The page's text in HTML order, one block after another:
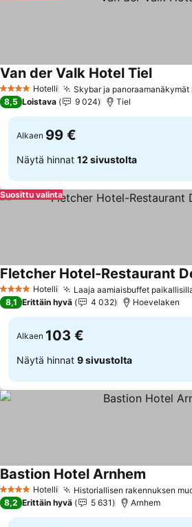
4 Tähtiluokitus
Hotelli Skybar ja
Van der Valk Hotel TielKatso
8,5 Loistava 9 024 Tiel
Alkaen 99 €
Näytä hinnat 12 sivustolta
Suosittu valinta
4 Tähtiluokitus
Hotelli Laaja aamiaisbuffet
Fletcher Hotel-Restaurant
8,1 Erittäin hyvä 4 032 Hoevelaken
Alkaen 103 €
Näytä hinnat 9 sivustolta
4 Tähtiluokitus
Hotelli Historiallisen rakennuksen
Bastion Hotel Arnhem
8,2 Erittäin hyvä 5 631 Arnhem